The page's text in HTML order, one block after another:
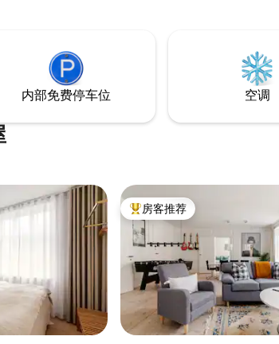
with access to
内部免费停车位 空调
热门「房客推荐」
房客推荐